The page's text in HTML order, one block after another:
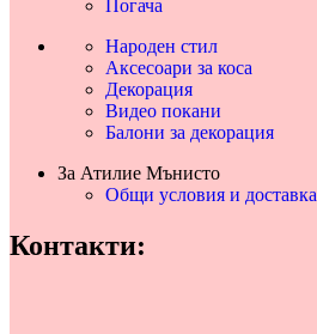
Погача
Народен стил
Аксесоари за коса
Декорация
Видео покани
Балони за декорация
За Атилие Мънисто
Общи условия и доставка
Контакти: